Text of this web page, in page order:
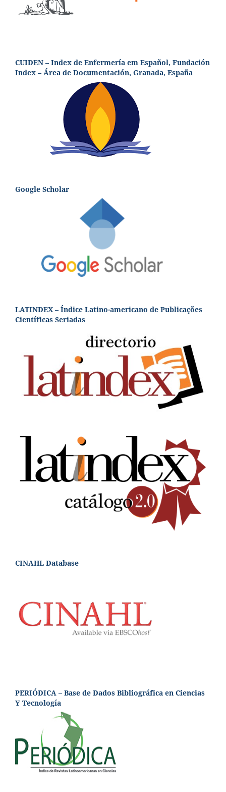
CUIDEN – Index de Enfermería em Español, Fundación
Index – Área de Documentación, Granada, España
Google Scholar
LATINDEX – Índice Latino-americano de Publicações
Científicas Seriadas
CINAHL Database
PERIÓDICA – Base de Dados Bibliográfica en Ciencias
Y Tecnología